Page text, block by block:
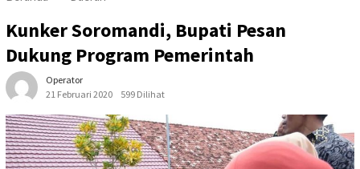
Kunker Soromandi, Bupati Pesan
Dukung Program Pemerintah
Operator
21 Februari 2020
599 Dilihat